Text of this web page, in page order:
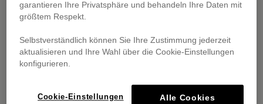
garantieren Ihre Privatsphäre und behandeln Ihre Daten mit
größtem Respekt.
Selbstverständlich können Sie Ihre Zustimmung jederzeit
aktualisieren und Ihre Wahl über die Cookie-Einstellungen
konfigurieren.
Cookie-Einstellungen
Alle Cookies